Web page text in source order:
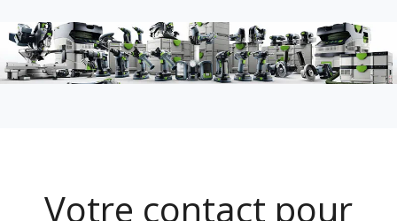
Votre contact pour